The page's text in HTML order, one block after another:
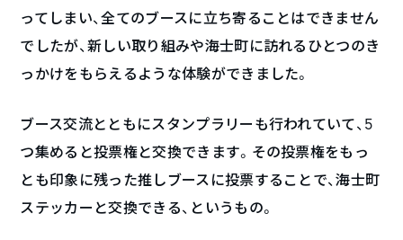
ってしまい、全てのブースに立ち寄ることはできません
でしたが、新しい取り組みや海士町に訪れるひとつのき
っかけをもらえるような体験ができました。
ブース交流とともにスタンプラリーも行われていて、5
つ集めると投票権と交換できます。その投票権をもっ
とも印象に残った推しブースに投票することで、海士町
ステッカーと交換できる、というもの。